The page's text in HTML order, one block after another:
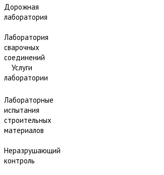
Дорожная
лаборатория
Лаборатория
сварочных
соединений
Услуги
лаборатории
Лабораторные
испытания
строительных
материалов
Неразрушающий
контроль